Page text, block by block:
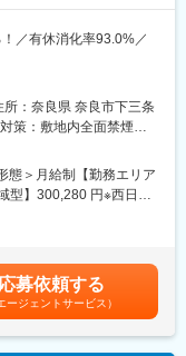
いなど
基礎研修を受講！
ます。その後はOJT研
し、お客様とのコミュ
約半年後が目安です！
を考えておりますので、
れません♪
／有休消化率93.0%／
お客様の価値創造にア
経験者を募集します。
を活かして、課題解決
実施します。
にも取り組んでいただき
範囲】
：奈良県 奈良市下三条
策：敷地内全面禁煙変
態＞月給制【勤務エリア
型】300,280 円※西日本
ア特定型】440万程度
正社員は業績評価の結
す（上限あり）賃金は
て上下する可能性があ
応募依頼する
ージェントサービス）